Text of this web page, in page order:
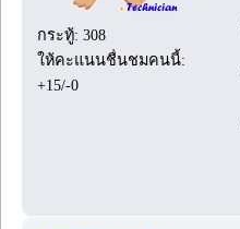
กระทู้: 308
ให้คะแนนชื่นชมคนนี้:
+15/-0